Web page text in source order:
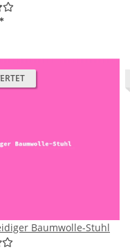
*
Baumwolle-Stuhl